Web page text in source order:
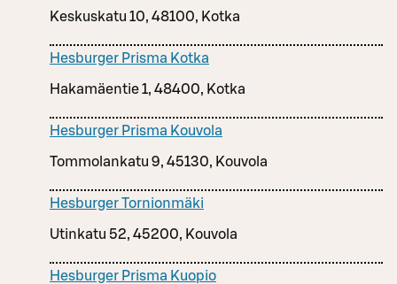
Keskuskatu 10, 48100, Kotka
Hesburger Prisma Kotka
Hakamäentie 1, 48400, Kotka
Hesburger Prisma Kouvola
Tommolankatu 9, 45130, Kouvola
Hesburger Tornionmäki
Utinkatu 52, 45200, Kouvola
Hesburger Prisma Kuopio